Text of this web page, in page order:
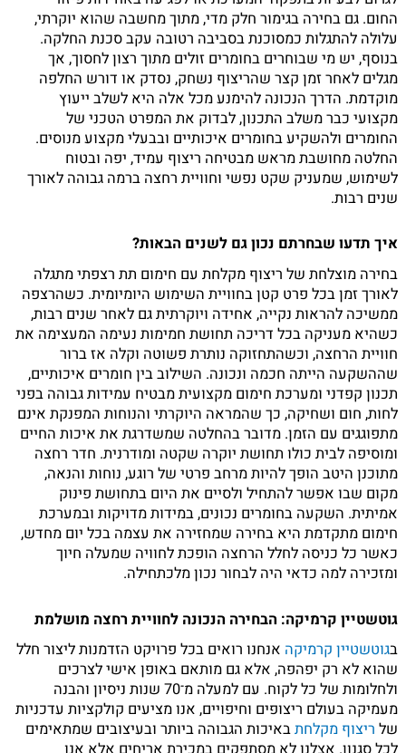
החום. גם בחירה בגימור חלק מדי, מתוך מחשבה שהוא יוקרתי,
עלולה להתגלות כמסוכנת בסביבה רטובה עקב סכנת החלקה.
בנוסף, יש מי שבוחרים בחומרים זולים מתוך רצון לחסוך, אך
מגלים לאחר זמן קצר שהריצוף נשחק, נסדק או דורש החלפה
מוקדמת. הדרך הנכונה להימנע מכל אלה היא לשלב ייעוץ
מקצועי כבר משלב התכנון, לבדוק את המפרט הטכני של
החומרים ולהשקיע בחומרים איכותיים ובבעלי מקצוע מנוסים.
החלטה מחושבת מראש מבטיחה ריצוף עמיד, יפה ובטוח
לשימוש, שמעניק שקט נפשי וחוויית רחצה ברמה גבוהה לאורך
שנים רבות.
איך תדעו שבחרתם נכון גם לשנים הבאות?
בחירה מוצלחת של ריצוף מקלחת עם חימום תת רצפתי מתגלה
לאורך זמן בכל פרט קטן בחוויית השימוש היומיומית. כשהרצפה
ממשיכה להראות נקייה, אחידה ויוקרתית גם לאחר שנים רבות,
כשהיא מעניקה בכל דריכה תחושת חמימות נעימה המעצימה את
חוויית הרחצה, וכשהתחזוקה נותרת פשוטה וקלה אז ברור
שההשקעה הייתה חכמה ונכונה. השילוב בין חומרים איכותיים,
תכנון קפדני ומערכת חימום מקצועית מבטיח עמידות גבוהה בפני
לחות, חום ושחיקה, כך שהמראה היוקרתי והנוחות המפנקת אינם
מתפוגגים עם הזמן. מדובר בהחלטה שמשדרגת את איכות החיים
ומוסיפה לבית כולו תחושת יוקרה שקטה ומודרנית. חדר רחצה
מתוכנן היטב הופך להיות מרחב פרטי של רוגע, נוחות והנאה,
מקום שבו אפשר להתחיל ולסיים את היום בתחושת פינוק
אמיתית. השקעה בחומרים נכונים, במידות מדויקות ובמערכת
חימום מתקדמת היא בחירה שמחזירה את עצמה בכל יום מחדש,
כאשר כל כניסה לחלל הרחצה הופכת לחוויה שמעלה חיוך
ומזכירה למה כדאי היה לבחור נכון מלכתחילה.
גוטשטיין קרמיקה: הבחירה הנכונה לחוויית רחצה מושלמת
בגוטשטיין קרמיקה אנחנו רואים בכל פרויקט הזדמנות ליצור חלל
שהוא לא רק יפהפה, אלא גם מותאם באופן אישי לצרכים
ולחלומות של כל לקוח. עם למעלה מ־70 שנות ניסיון והבנה
מעמיקה בעולם ריצופים וחיפויים, אנו מציעים קולקציות עדכניות
שלריצוף מקלחתבאיכות הגבוהה ביותר ובעיצובים שמתאימים